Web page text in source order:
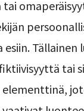
Tällainen
tai